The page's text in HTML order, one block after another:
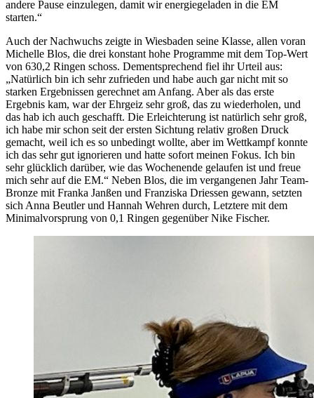
andere Pause einzulegen, damit wir energiegeladen in die EM
starten.“
Auch der Nachwuchs zeigte in Wiesbaden seine Klasse, allen voran
Michelle Blos, die drei konstant hohe Programme mit dem Top-Wert
von 630,2 Ringen schoss. Dementsprechend fiel ihr Urteil aus:
„Natürlich bin ich sehr zufrieden und habe auch gar nicht mit so
starken Ergebnissen gerechnet am Anfang. Aber als das erste
Ergebnis kam, war der Ehrgeiz sehr groß, das zu wiederholen, und
das hab ich auch geschafft. Die Erleichterung ist natürlich sehr groß,
ich habe mir schon seit der ersten Sichtung relativ großen Druck
gemacht, weil ich es so unbedingt wollte, aber im Wettkampf konnte
ich das sehr gut ignorieren und hatte sofort meinen Fokus. Ich bin
sehr glücklich darüber, wie das Wochenende gelaufen ist und freue
mich sehr auf die EM.“ Neben Blos, die im vergangenen Jahr Team-
Bronze mit Franka Janßen und Franziska Driessen gewann, setzten
sich Anna Beutler und Hannah Wehren durch, Letztere mit dem
Minimalvorsprung von 0,1 Ringen gegenüber Nike Fischer.